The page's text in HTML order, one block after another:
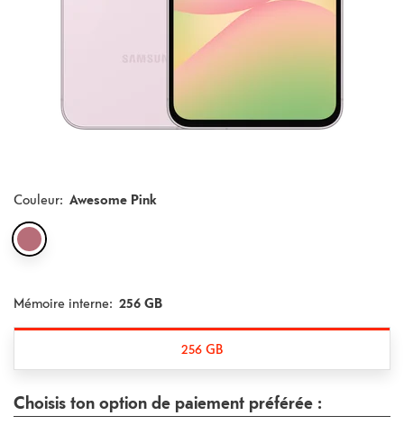
Couleur: Awesome Pink
Mémoire interne: 256 GB
256 GB
Choisis ton option de paiement préférée :